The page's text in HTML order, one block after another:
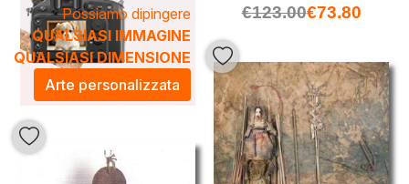
Possiamo dipingere
QUALSIASI IMMAGINE
QUALSIASI DIMENSIONE
Arte personalizzata
€123.00€73.80